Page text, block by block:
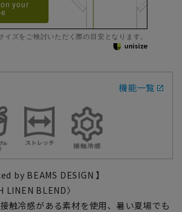
your
イズをご検討いただく際の目安となります。
機能一覧
by BEAMS DESIGN 】
LINEN BLEND〉
触冷感がある素材を使用、暑い夏場でも